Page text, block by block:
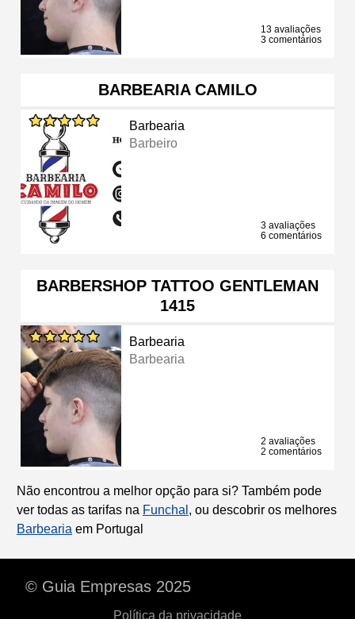
13 avaliações
3 comentários
BARBEARIA CAMILO
Barbearia
Barbeiro
3 avaliações
6 comentários
BARBERSHOP TATTOO GENTLEMAN
1415
Barbearia
Barbearia
2 avaliações
2 comentários
Não encontrou a melhor opção para si? Também pode
ver todas as tarifas na Funchal , ou descobrir os melhores
Barbearia em Portugal
© Guia Empresas 2025
Política da privacidade